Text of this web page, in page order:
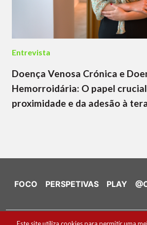
Entrevista
Doença Venosa Crónica e
Hemorroidária: O papel
proximidade e da adesão à
FOCO PERSPETIVAS PLAY